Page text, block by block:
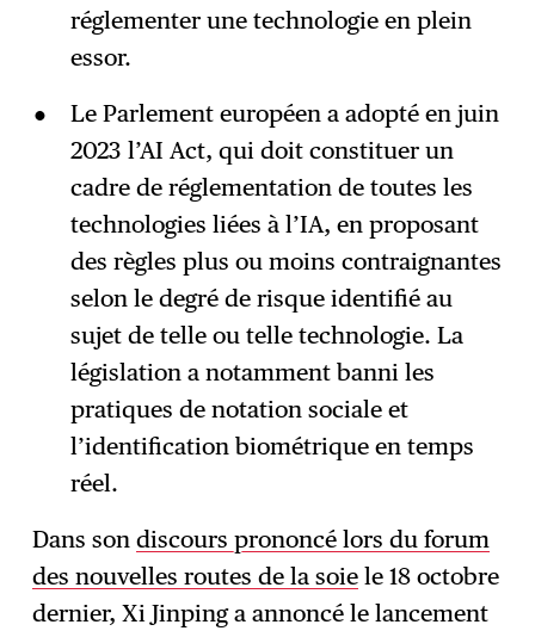
réglementer une technologie en plein
essor.
Le Parlement européen a adopté en juin
2023 l’AI Act, qui doit constituer un
cadre de réglementation de toutes les
technologies liées à l’IA, en proposant
des règles plus ou moins contraignantes
selon le degré de risque identifié au
sujet de telle ou telle technologie. La
législation a notamment banni les
pratiques de notation sociale et
l’identification biométrique en temps
réel.
Dans sondiscours prononcé lors du forum
des nouvelles routes de la soie le 18 octobre
dernier, Xi Jinping a annoncé le lancement